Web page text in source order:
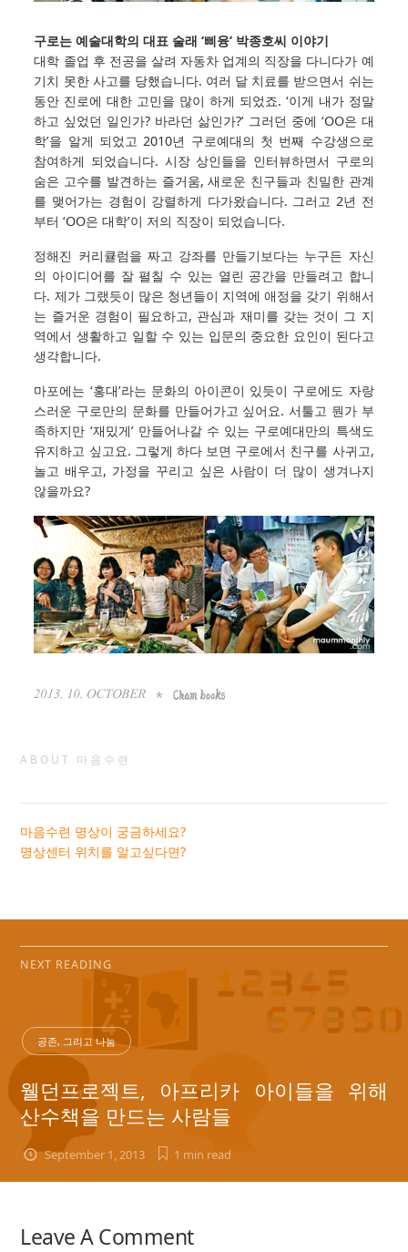
구로는 예술대학의 대표 술래 ‘삐융’ 박종호씨 이야기
대학 졸업 후 전공을 살려 자동차 업계의 직장을 다니다가 예
기치 못한 사고를 당했습니다. 여러 달 치료를 받으면서 쉬는
동안 진로에 대한 고민을 많이 하게 되었죠. ‘이게 내가 정말
하고 싶었던 일인가? 바라던 삶인가?’ 그러던 중에 ‘OO은 대
학’을 알게 되었고 2010년 구로예대의 첫 번째 수강생으로
참여하게 되었습니다. 시장 상인들을 인터뷰하면서 구로의
숨은 고수를 발견하는 즐거움, 새로운 친구들과 친밀한 관계
를 맺어가는 경험이 강렬하게 다가왔습니다. 그러고 2년 전
부터 ‘OO은 대학’이 저의 직장이 되었습니다.
정해진 커리큘럼을 짜고 강좌를 만들기보다는 누구든 자신
의 아이디어를 잘 펼칠 수 있는 열린 공간을 만들려고 합니
다. 제가 그랬듯이 많은 청년들이 지역에 애정을 갖기 위해서
는 즐거운 경험이 필요하고, 관심과 재미를 갖는 것이 그 지
역에서 생활하고 일할 수 있는 입문의 중요한 요인이 된다고
생각합니다.
마포에는 ‘홍대’라는 문화의 아이콘이 있듯이 구로에도 자랑
스러운 구로만의 문화를 만들어가고 싶어요. 서툴고 뭔가 부
족하지만 ‘재밌게’ 만들어나갈 수 있는 구로예대만의 특색도
유지하고 싶고요. 그렇게 하다 보면 구로에서 친구를 사귀고,
놀고 배우고, 가정을 꾸리고 싶은 사람이 더 많이 생겨나지
않을까요?
ABOUT 마음수련
마음수련 명상이 궁금하세요?
명상센터 위치를 알고싶다면?
NEXT READING
공존, 그리고 나눔
웰던프로젝트, 아프리카 아이들을 위해
산수책을 만드는 사람들
September 1, 2013 1 min read
Leave A Comment